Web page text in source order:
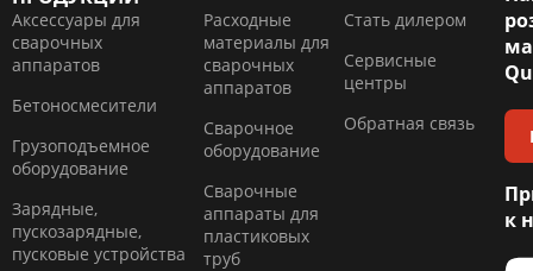
Аксессуары для
сварочных
аппаратов
Бетоносмесители
Грузоподъемное
оборудование
Зарядные,
пускозарядные,
пусковые устройства
Расходные
материалы для
сварочных
аппаратов
Сварочное
оборудование
Сварочные
аппараты для
пластиковых
труб
Стать дилером
Сервисные
центры
Обратная связь
к